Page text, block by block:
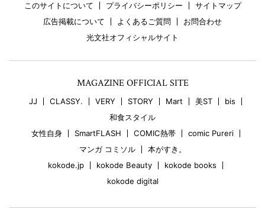
このサイトについて
プライバシーポリシー
サイトマップ
広告掲載について
よくあるご質問
お問合わせ
光文社オフィシャルサイト
MAGAZINE OFFICIAL SITE
JJ CLASSY. VERY STORY Mart 美ST
bis
和食スタイル
女性自身
SmartFLASH COMIC熱帯
comic Pureri
マンガ コミソル
本がすき。
kokode.jp
kokode Beauty
kokode books
kokode digital